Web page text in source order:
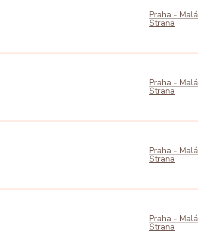
Praha - Malá
Strana
Praha - Malá
Strana
Praha - Malá
Strana
Praha - Malá
Strana